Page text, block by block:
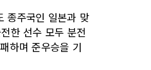
종주국인 일본과 맞
한 선수 모두 분전
하며 준우승을 기